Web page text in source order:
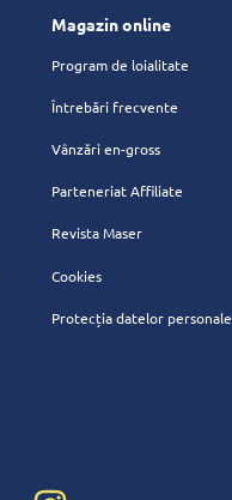
Magazin online
Program de loialitate
Întrebări frecvente
Vânzări en-gross
Parteneriat Affiliate
Revista Maser
Cookies
Protecția datelor personale